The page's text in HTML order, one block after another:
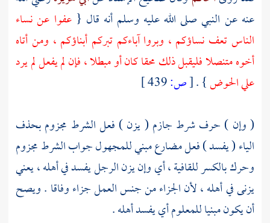
عنه عن النبي صلى الله عليه وسلم أنه قال {عفوا عن نساء
الناس تعف نساؤكم ، وبروا آباءكم تبركم أبناؤكم ، ومن أتاه
أخوه متنصلا فليقبل ذلك محقا كان أو مبطلا ، فإن لم يفعل لم يرد
علي الحوض} .
[ص:
( وإن ) حرف شرط جازم ( يزن ) فعل الشرط مجزوم بحذف
الياء ( يفسد ) فعل مضارع مبني للمجهول جواب الشرط مجزوم
وحرك بالكسر للقافية ، أي وإن يزن الرجل يفسد في أهله ، يعني
يزنى في أهله ، لأن الجزاء من جنس العمل جزاء وفاقا . ويصح
أن يكون مبنيا للمعلوم أي يفسد أهله .